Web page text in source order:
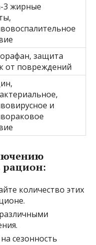
3 жирные
защита
от повреждений
и
рацион:
количество этих
сезонность